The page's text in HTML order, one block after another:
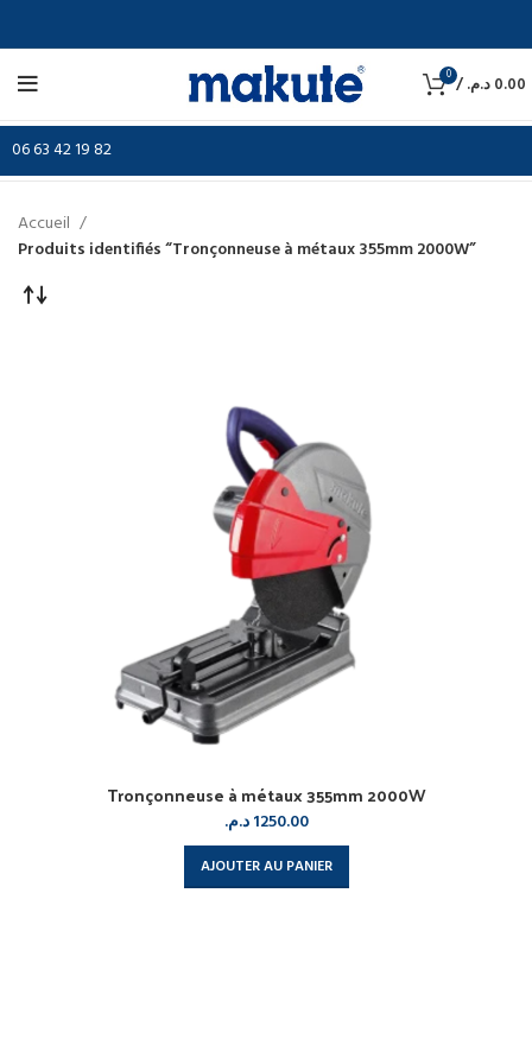
0 / 0.00د.م.
06 63 42 19 82
Accueil
Produits identifiés “Tronçonneuse à métaux 355mm 2000W”
Tronçonneuse à métaux 355mm 2000W
1250.00د.م.
AJOUTER AU PANIER